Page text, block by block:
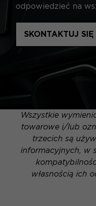
odpowiedzieć na
SKONTAKTUJ SIĘ
Wszystkie
towarowe i/lub
trzecich są
informacyjnych, w
własnością ich